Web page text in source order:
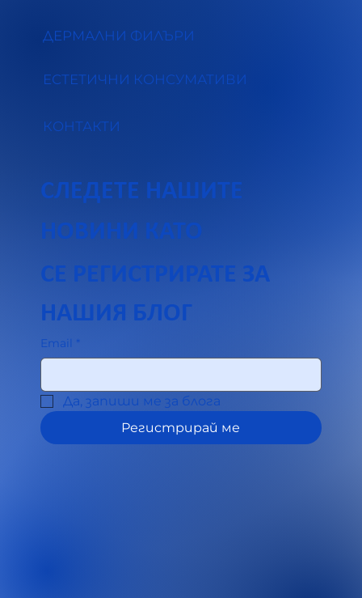
СЛЕДЕТЕ НАШИТЕ
НОВИНИ КАТО
СЕ РЕГИСТРИРАТЕ ЗА
НАШИЯ БЛОГ
Email *
Да, запиши ме за блога
Регистрирай ме
ДЕРМАЛНИ ФИЛЪРИ
ЕСТЕТИЧНИ КОНСУМАТИВИ
КОНТАКТИ